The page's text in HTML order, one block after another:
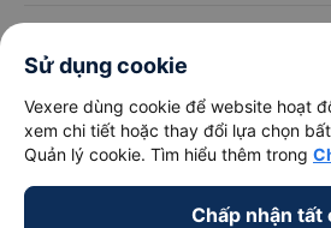
Trở thành đối tác
Sử dụng cookie
Vexere dùng cookie để website hoạt
xem chi tiết hoặc thay đổi lựa chọn
Quản lý cookie. Tìm hiểu thêm trong
Chấp nhận tất